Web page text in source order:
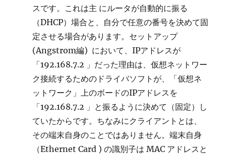
スです。これは主 にルータが自動的に振る
（DHCP）場合と、自分で任意の番号を決めて固
定させる場合があります。セットアップ
(Angstrom編) において、IPアドレスが
「192.168.7.2 」だった理由は、仮想ネットワー
ク接続するためのドライバソフトが、「仮想ネ
ットワーク」上のボードのIPアドレスを
「192.168.7.2 」と振るように決めて（固定）し
ていたからです。ちなみにクライアントとは、
その端末自身のことではありません。端末自身
（Ethernet Card ) の識別子は MAC アドレスと